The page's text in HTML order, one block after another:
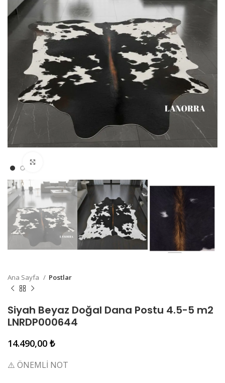
Ana Sayfa Postlar
Siyah Beyaz Doğal Dana Postu 4.5-5 m2
LNRDP000644
14.490,00 ₺
⚠️ ÖNEMLİ NOT